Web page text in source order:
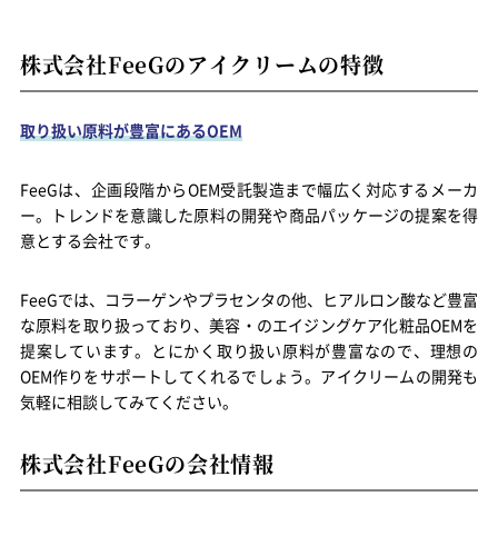
株式会社FeeGのアイクリームの特徴
取り扱い原料が豊富にあるOEM
FeeGは、企画段階からOEM受託製造まで幅広く対応するメーカ
ー。トレンドを意識した原料の開発や商品パッケージの提案を得
意とする会社です。
FeeGでは、コラーゲンやプラセンタの他、ヒアルロン酸など豊富
な原料を取り扱っており、美容・のエイジングケア化粧品OEMを
提案しています。とにかく取り扱い原料が豊富なので、理想の
OEM作りをサポートしてくれるでしょう。アイクリームの開発も
気軽に相談してみてください。
株式会社FeeGの会社情報